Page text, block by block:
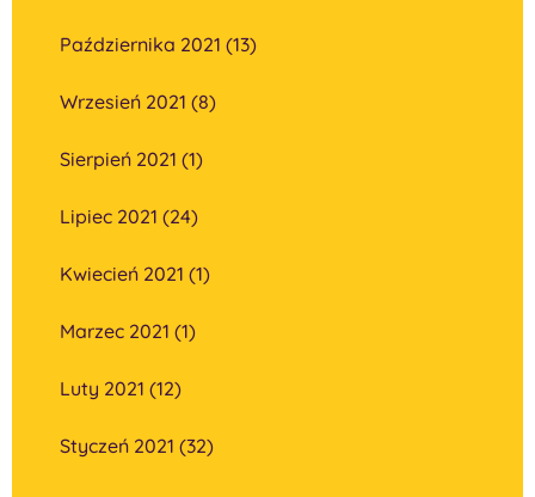
Października 2021 (13)
Wrzesień 2021 (8)
Sierpień 2021 (1)
Lipiec 2021 (24)
Kwiecień 2021 (1)
Marzec 2021 (1)
Luty 2021 (12)
Styczeń 2021 (32)